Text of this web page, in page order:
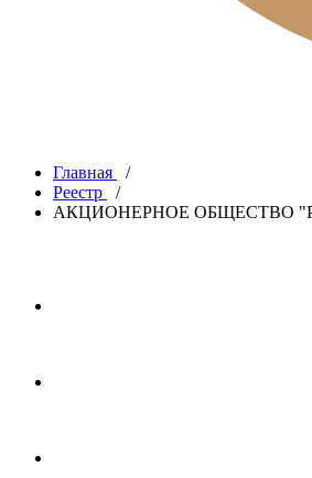
Главная
/
Реестр
/
АКЦИОНЕРНОЕ ОБЩЕСТВО